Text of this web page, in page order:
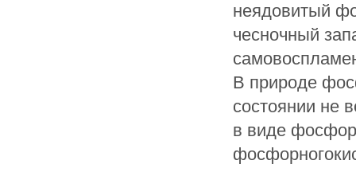
неядовитый
чесночный
В природе
состоянии не
в виде